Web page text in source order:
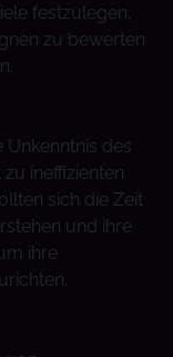
festzulegen,
zu bewerten
Unkenntnis des
ineffizienten
sich die Zeit
und ihre
ihre